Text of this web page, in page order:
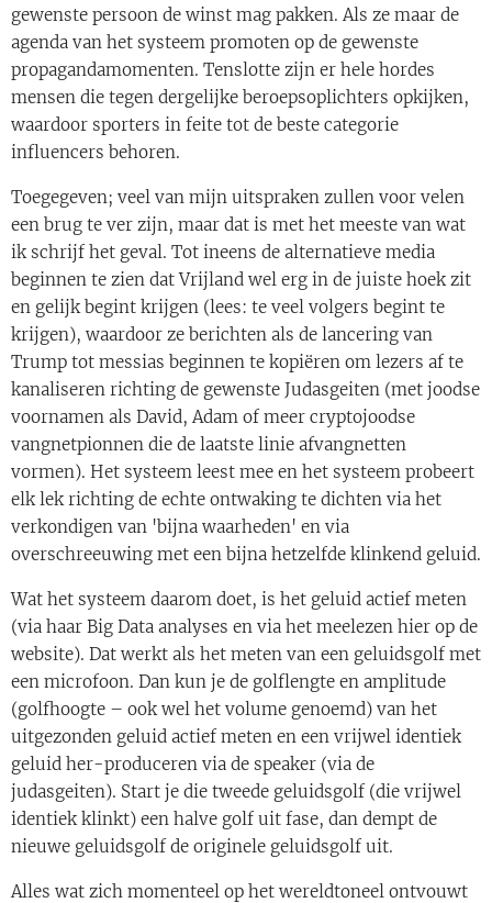
gewenste persoon de winst mag pakken. Als ze maar de
agenda van het systeem promoten op de gewenste
propagandamomenten. Tenslotte zijn er hele hordes
mensen die tegen dergelijke beroepsoplichters opkijken,
waardoor sporters in feite tot de beste categorie
influencers behoren.
Toegegeven; veel van mijn uitspraken zullen voor velen
een brug te ver zijn, maar dat is met het meeste van wat
ik schrijf het geval. Tot ineens de alternatieve media
beginnen te zien dat Vrijland wel erg in de juiste hoek zit
en gelijk begint krijgen (lees: te veel volgers begint te
krijgen), waardoor ze berichten als de lancering van
Trump tot messias beginnen te kopiëren om lezers af te
kanaliseren richting de gewenste Judasgeiten (met joodse
voornamen als David, Adam of meer cryptojoodse
vangnetpionnen die de laatste linie afvangnetten
vormen). Het systeem leest mee en het systeem probeert
elk lek richting de echte ontwaking te dichten via het
verkondigen van 'bijna waarheden' en via
overschreeuwing met een bijna hetzelfde klinkend geluid.
Wat het systeem daarom doet, is het geluid actief meten
(via haar Big Data analyses en via het meelezen hier op de
website). Dat werkt als het meten van een geluidsgolf met
een microfoon. Dan kun je de golflengte en amplitude
(golfhoogte – ook wel het volume genoemd) van het
uitgezonden geluid actief meten en een vrijwel identiek
geluid her-produceren via de speaker (via de
judasgeiten). Start je die tweede geluidsgolf (die vrijwel
identiek klinkt) een halve golf uit fase, dan dempt de
nieuwe geluidsgolf de originele geluidsgolf uit.
Alles wat zich momenteel op het wereldtoneel ontvouwt